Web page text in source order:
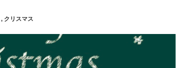
, クリスマス